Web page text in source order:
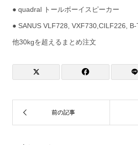
● quadral トールボーイスピーカー
● SANUS VLF728, VXF730,CILF226,
他30kgを超えるまとめ注文